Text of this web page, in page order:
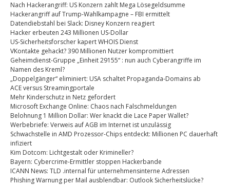
Nach Hackerangriff: US Konzern zahlt Mega Lösegeldsumme
Hackerangriff auf Trump-Wahlkampagne – FBI ermittelt
Datendiebstahl bei Slack: Disney Konzern reagiert
Hacker erbeuten 243 Millionen US-Dollar
US-Sicherheitsforscher kapert WHOIS Dienst
VKontakte gehackt? 390 Millionen Nutzer kompromittiert
Geheimdienst-Gruppe „Einheit 29155“ : nun auch Cyberangriffe im
Namen des Kreml?
„Doppelgänger“ eliminiert: USA schaltet Propaganda-Domains ab
ACE versus Streamingportale
Mehr Kinderschutz in Netz gefordert
Microsoft Exchange Online: Chaos nach Falschmeldungen
Belohnung 1 Million Dollar: Wer knackt die Lace Paper Wallet?
Werbebriefe: Verweis auf AGB im Internet ist unzulässig
Schwachstelle in AMD Prozessor-Chips entdeckt: Millionen PC dauerhaft
infiziert
Kim Dotcom: Lichtgestalt oder Krimineller?
Bayern: Cybercrime-Ermittler stoppen Hackerbande
ICANN News: TLD .internal für unternehmensinterne Adressen
Phishing Warnung per Mail ausblendbar: Outlook Sicherheitslücke?